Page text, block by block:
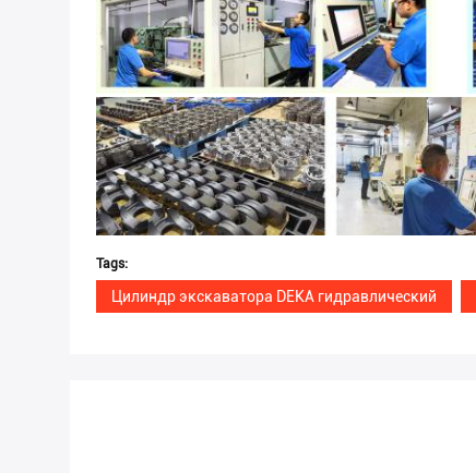
Tags:
Цилиндр экскаватора DEKA гидравлический